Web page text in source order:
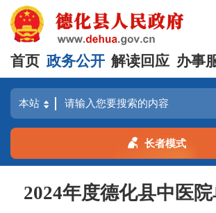
首页 政务公开 解读回应 办事
长者模式
2024年度德化县中医